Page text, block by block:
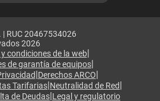
| RUC 20467534026
2026
condiciones de la web|
de garantía de equipos
Derechos ARCO
Tarifarias Neutralidad de Red
de Deudas Legal y regulatorio